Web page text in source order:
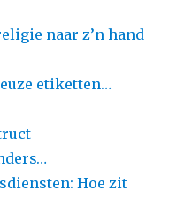
naar z’n hand
etiketten…
Hoe zit